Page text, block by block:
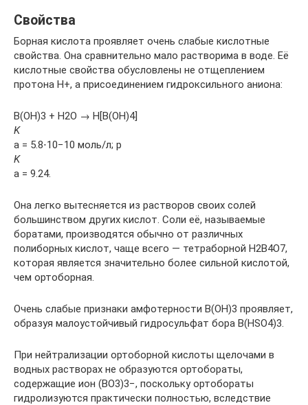
Свойства
Борная кислота проявляет очень слабые кислотные
свойства. Она сравнительно мало растворима в воде. Её
кислотные свойства обусловлены не отщеплением
протона H+, а присоединением гидроксильного аниона:
B(OH)3 + H2O → H[B(OH)4]
K
a = 5.8⋅10−10 моль/л; p
K
a = 9.24.
Она легко вытесняется из растворов своих солей
большинством других кислот. Соли её, называемые
боратами, производятся обычно от различных
полиборных кислот, чаще всего — тетраборной H2B4O7,
которая является значительно более сильной кислотой,
чем ортоборная.
Очень слабые признаки амфотерности B(OH)3 проявляет,
образуя малоустойчивый гидросульфат бора В(HSO4)3.
При нейтрализации ортоборной кислоты щелочами в
водных растворах не образуются ортобораты,
содержащие ион (BO3)3−, поскольку ортобораты
гидролизуются практически полностью, вследствие